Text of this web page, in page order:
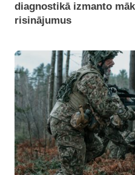
diagnostikā izmanto
risinājumus